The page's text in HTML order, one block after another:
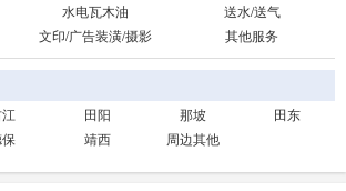
水电瓦木油
送水/送气
文印/广告装潢/摄影 其他服务
田阳 那坡
田东
靖西 周边其他